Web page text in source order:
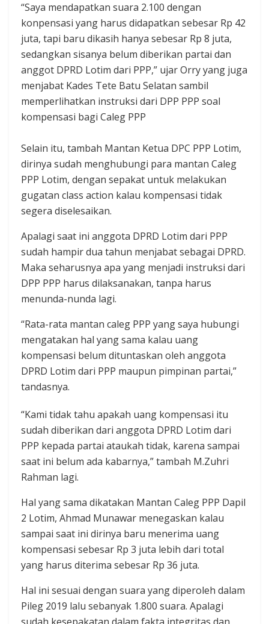
“Saya mendapatkan suara 2.100 dengan
konpensasi yang harus didapatkan sebesar Rp 42
juta, tapi baru dikasih hanya sebesar Rp 8 juta,
sedangkan sisanya belum diberikan partai dan
anggot DPRD Lotim dari PPP,” ujar Orry yang juga
menjabat Kades Tete Batu Selatan sambil
memperlihatkan instruksi dari DPP PPP soal
kompensasi bagi Caleg PPP ‎
Selain itu, tambah Mantan Ketua DPC PPP Lotim,
dirinya sudah menghubungi para mantan Caleg
PPP Lotim, dengan sepakat untuk melakukan
gugatan class action kalau kompensasi tidak
segera diselesaikan.
Apalagi saat ini anggota DPRD Lotim dari PPP
sudah hampir dua tahun menjabat sebagai DPRD.
Maka seharusnya apa yang menjadi instruksi dari
DPP PPP harus dilaksanakan, tanpa harus
menunda-nunda lagi.
“Rata-rata mantan caleg PPP yang saya hubungi
mengatakan hal yang sama kalau uang
kompensasi belum dituntaskan oleh anggota
DPRD Lotim dari PPP maupun pimpinan partai,”
tandasnya.
“Kami tidak tahu apakah uang kompensasi itu
sudah diberikan dari anggota DPRD Lotim dari
PPP kepada partai ataukah tidak, karena sampai
saat ini belum ada kabarnya,” tambah M.Zuhri
Rahman lagi.
Hal yang sama dikatakan Mantan Caleg PPP Dapil
2 Lotim, Ahmad Munawar menegaskan kalau
sampai saat ini dirinya baru menerima uang
kompensasi sebesar Rp 3 juta lebih dari total
yang harus diterima sebesar Rp 36 juta.
Hal ini sesuai dengan suara yang diperoleh dalam
Pileg 2019 lalu sebanyak 1.800 suara. Apalagi